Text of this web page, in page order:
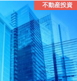
不動産投資